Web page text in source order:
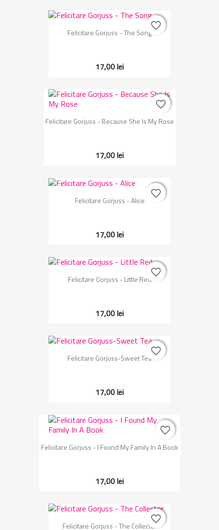
Felicitare Gorjuss - The Song
17,00 lei
favorite_border
favorite_border
Felicitare Gorjuss - Because She Is My Rose
17,00 lei
favorite_border
favorite_border
Felicitare Gorjuss - Alice
17,00 lei
favorite_border
favorite_border
Felicitare Gorjuss - Little Red
17,00 lei
favorite_border
favorite_border
Felicitare Gorjuss-Sweet Tea
17,00 lei
favorite_border
favorite_border
Felicitare Gorjuss - I Found My Family In A Book
17,00 lei
favorite_border
favorite_border
Felicitare Gorjuss - The Collector
favorite_border
favorite_border